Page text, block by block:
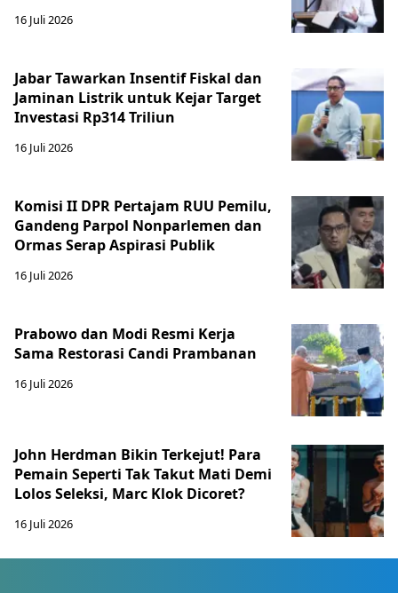
16 Juli 2026
Jabar Tawarkan Insentif Fiskal dan
Jaminan Listrik untuk Kejar Target
Investasi Rp314 Triliun
16 Juli 2026
Komisi II DPR Pertajam RUU Pemilu,
Gandeng Parpol Nonparlemen dan
Ormas Serap Aspirasi Publik
16 Juli 2026
Prabowo dan Modi Resmi Kerja
Sama Restorasi Candi Prambanan
16 Juli 2026
John Herdman Bikin Terkejut! Para
Pemain Seperti Tak Takut Mati Demi
Lolos Seleksi, Marc Klok Dicoret?
16 Juli 2026